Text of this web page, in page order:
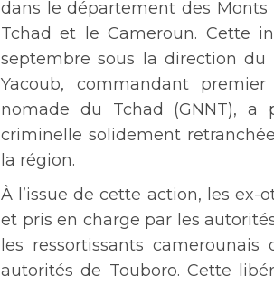
dans le département des
Tchad et le Cameroun. Cette
septembre sous la direction du
Yacoub, commandant
nomade du Tchad (GNNT), a
criminelle solidement
la région.
À l’issue de cette action, les
et pris en charge par les
les ressortissants
autorités de Touboro. Cette